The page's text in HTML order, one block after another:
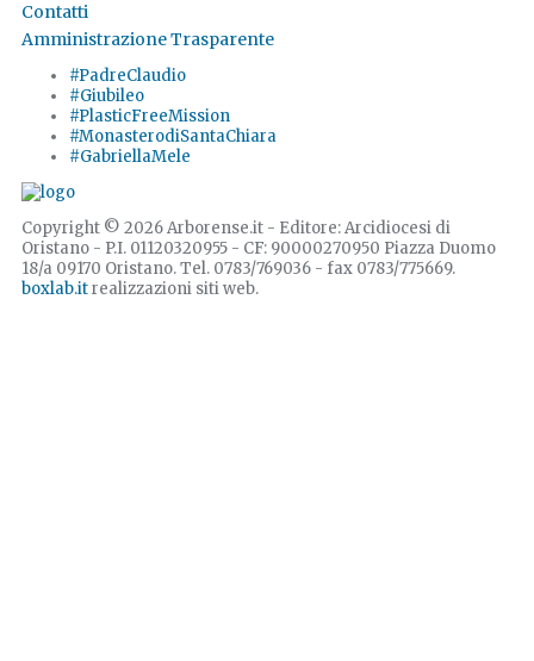
Contatti
Amministrazione Trasparente
#PadreClaudio
#Giubileo
#PlasticFreeMission
#MonasterodiSantaChiara
#GabriellaMele
Copyright © 2026 Arborense.it - Editore: Arcidiocesi di
Oristano - P.I. 01120320955 - CF: 90000270950 Piazza Duomo
18/a 09170 Oristano. Tel. 0783/769036 - fax 0783/775669.
boxlab.itrealizzazioni siti web.